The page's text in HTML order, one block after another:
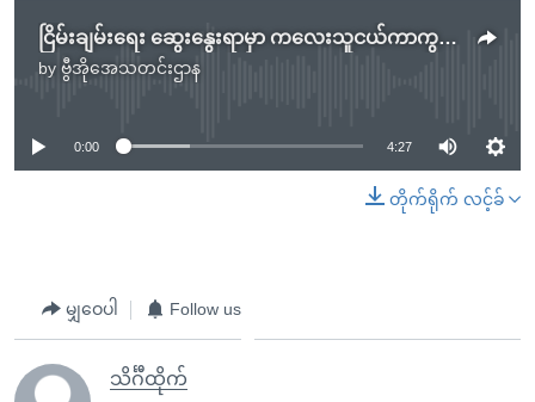
ငြိမ်းချမ်းရေး ဆွေးနွေးရာမှာ ကလေးသူငယ်ကာကွယ်ရေး ထည့်သွင်းသင့်
by ဗွီအိုအေသတင်းဌာန
No media source currently available
0:00 4:27
တိုက်ရိုက် လင့်ခ်
မျှဝေပါ Follow us
သိင်္ဂီထိုက်